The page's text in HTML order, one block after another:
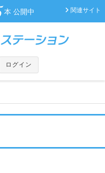
関連サイト
本 公開中
ログイン